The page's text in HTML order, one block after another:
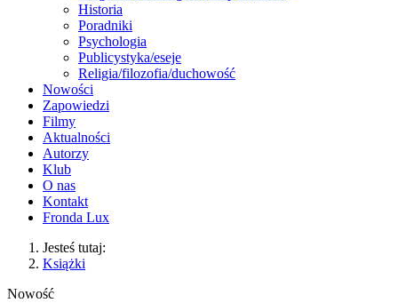
Historia
Poradniki
Psychologia
Publicystyka/eseje
Religia/filozofia/duchowość
Nowości
Zapowiedzi
Filmy
Aktualności
Autorzy
Klub
O nas
Kontakt
Fronda Lux
Jesteś tutaj:
Książki
Nowość